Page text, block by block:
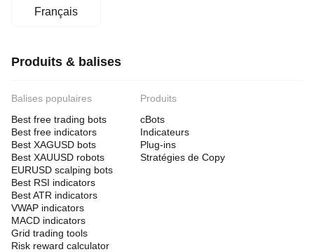
Français
Produits & balises
Balises populaires
Best free trading bots
Best free indicators
Best XAGUSD bots
Best XAUUSD robots
EURUSD scalping bots
Best RSI indicators
Best ATR indicators
VWAP indicators
MACD indicators
Grid trading tools
Risk reward calculator
Produits
cBots
Indicateurs
Plug-ins
Stratégies de Copy